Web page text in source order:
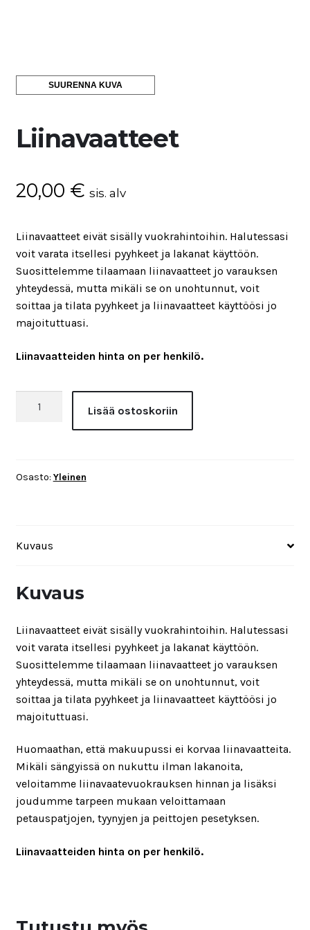
SUURENNA KUVA
Liinavaatteet
20,00 € sis. alv
Liinavaatteet eivät sisälly vuokrahintoihin. Halutessasi
voit varata itsellesi pyyhkeet ja lakanat käyttöön.
Suosittelemme tilaamaan liinavaatteet jo varauksen
yhteydessä, mutta mikäli se on unohtunnut, voit
soittaa ja tilata pyyhkeet ja liinavaatteet käyttöösi jo
majoituttuasi.
Liinavaatteiden hinta on per henkilö.
määrä
Lisää ostoskoriin
Osasto: Yleinen
Kuvaus
Kuvaus
Liinavaatteet eivät sisälly vuokrahintoihin. Halutessasi
voit varata itsellesi pyyhkeet ja lakanat käyttöön.
Suosittelemme tilaamaan liinavaatteet jo varauksen
yhteydessä, mutta mikäli se on unohtunnut, voit
soittaa ja tilata pyyhkeet ja liinavaatteet käyttöösi jo
majoituttuasi.
Huomaathan, että makuupussi ei korvaa liinavaatteita.
Mikäli sängyissä on nukuttu ilman lakanoita,
veloitamme liinavaatevuokrauksen hinnan ja lisäksi
joudumme tarpeen mukaan veloittamaan
petauspatjojen, tyynyjen ja peittojen pesetyksen.
Liinavaatteiden hinta on per henkilö.